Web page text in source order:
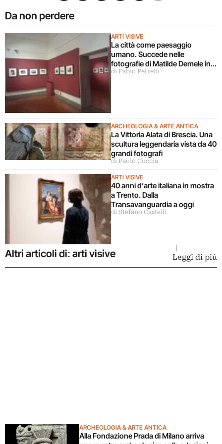
Da non perdere
ARTI VISIVE
La città come paesaggio
umano. Succede nelle
fotografie di Matilde Demele in
mostra a Roma
di Fabio Petrelli
ARCHEOLOGIA & ARTE ANTICA
La Vittoria Alata di Brescia. Una
scultura leggendaria vista da 40
grandi fotografi
di Paolo Cuccia
ARTI VISIVE
40 anni d’arte italiana in mostra
a Trento. Dalla
Transavanguardia a oggi
di Stefano Castelli
Altri articoli di: arti visive Leggi di più
ARCHEOLOGIA & ARTE ANTICA
Alla Fondazione Prada di Milano arriva